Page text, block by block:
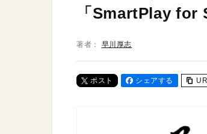
「SmartPlay for
著者： 早川厚志
ポスト シェアする